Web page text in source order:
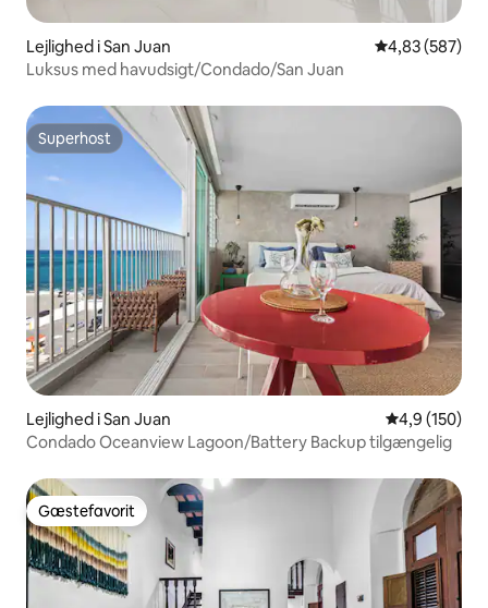
Lejlighed i San Juan 4,83 ud af 5 i
4,83 (587)
Luksus med havudsigt/Condado/San Juan
Superhost
Superhost
Lejlighed i San Juan 4,9 ud af 5 i
4,9 (150)
Condado Oceanview Lagoon/Battery Backup tilgængelig
Gæstefavorit
Gæstefavorit